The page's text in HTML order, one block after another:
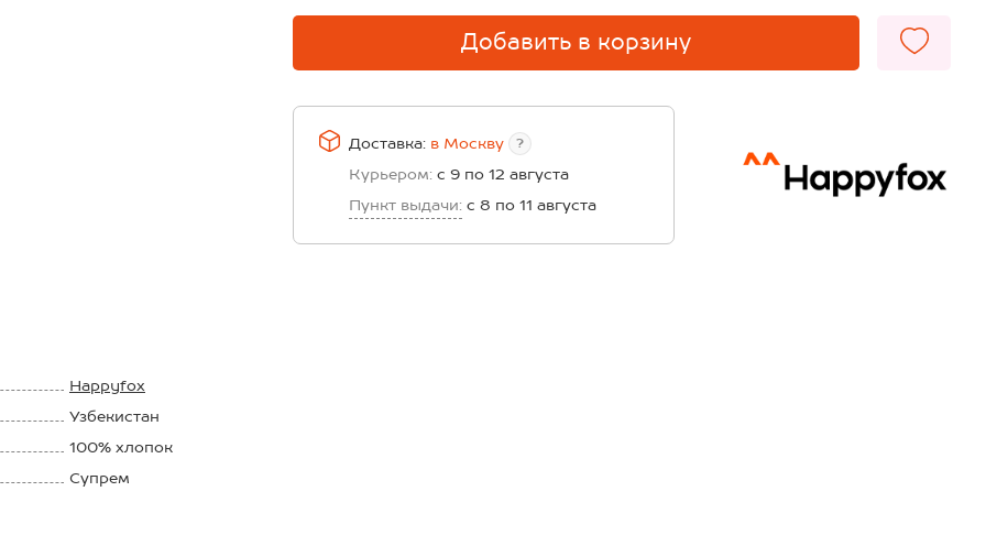
Добавить в корзину
Доставка: в Москву ?
Курьером: с 9 по 12 августа
Пункт выдачи: с 8 по 11 августа
Happyfox
Узбекистан
100% хлопок
Супрем